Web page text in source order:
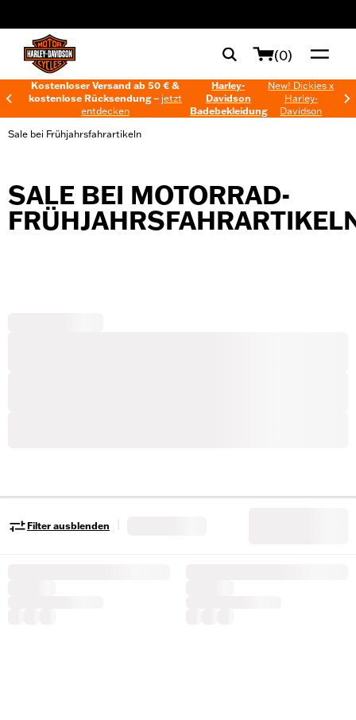
(0)
Kostenloser Versand ab 50 € &
kostenlose Rücksendung – jetzt
entdecken
Harley-
Davidson
Badebekleidung
New! Dickies x
Harley-
Davidson
Sale bei Frühjahrsfahrartikeln
SALE BEI MOTORRAD-
Filter ausblenden